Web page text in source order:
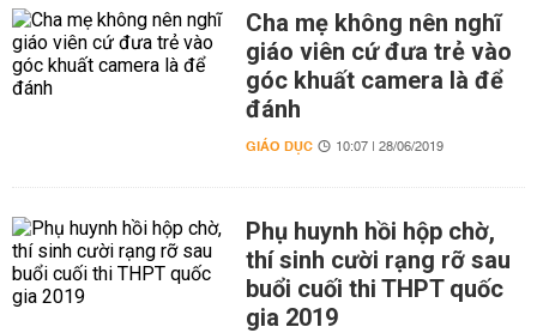
Cha mẹ không nên nghĩ
giáo viên cứ đưa trẻ vào
góc khuất camera là để
đánh
GIÁO DỤC 10:07 | 28/06/2019
Phụ huynh hồi hộp chờ,
thí sinh cười rạng rỡ sau
buổi cuối thi THPT quốc
gia 2019